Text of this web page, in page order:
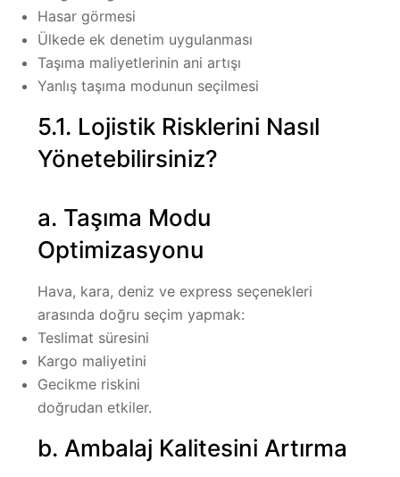
Hasar görmesi
Ülkede ek denetim uygulanması
Taşıma maliyetlerinin ani artışı
Yanlış taşıma modunun seçilmesi
5.1. Lojistik Risklerini Nasıl
Yönetebilirsiniz?
a. Taşıma Modu
Optimizasyonu
Hava, kara, deniz ve express seçenekleri
arasında doğru seçim yapmak:
Teslimat süresini
Kargo maliyetini
Gecikme riskini
doğrudan etkiler.
b. Ambalaj Kalitesini Artırma